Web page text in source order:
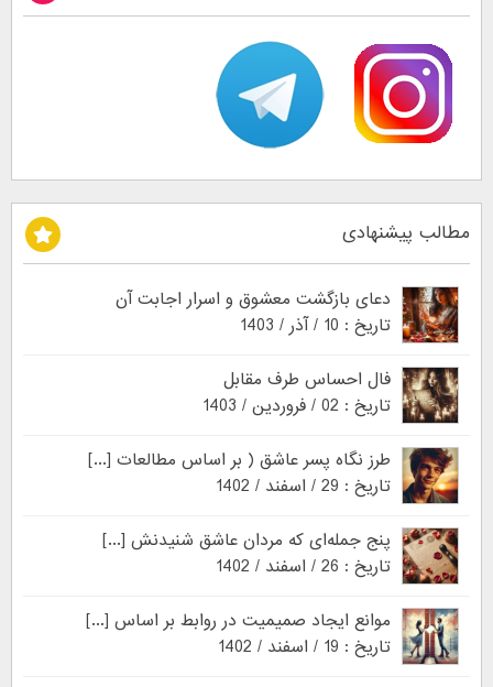
مطالب پیشنهادی
دعای بازگشت معشوق و اسرار اجابت آن
تاریخ : 10 / آذر / 1403
فال احساس طرف مقابل
تاریخ : 02 / فروردین / 1403
طرز نگاه پسر عاشق ( بر اساس مطالعات [...]
تاریخ : 29 / اسفند / 1402
پنج جمله‌ای که مردان عاشق شنیدنش [...]
تاریخ : 26 / اسفند / 1402
موانع ایجاد صمیمیت در روابط بر اساس [...]
تاریخ : 19 / اسفند / 1402